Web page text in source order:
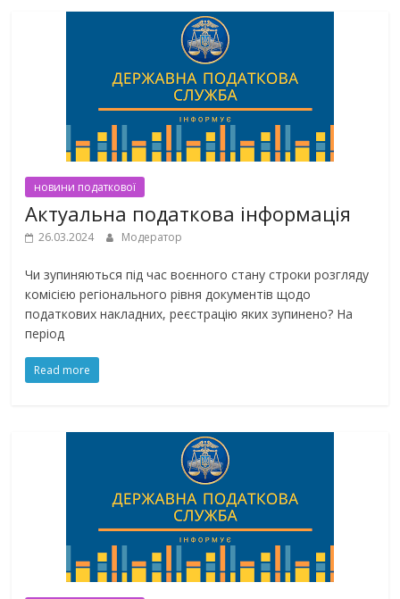
новини податкової
Актуальна податкова інформація
26.03.2024 Модератор
Чи зупиняються під час воєнного стану строки розгляду
комісією регіонального рівня документів щодо
податкових накладних, реєстрацію яких зупинено? На
період
Read more